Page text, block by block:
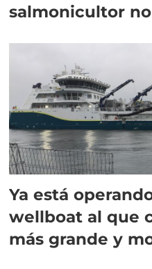
salmonicultor
Ya está
wellboat al que
más grande y